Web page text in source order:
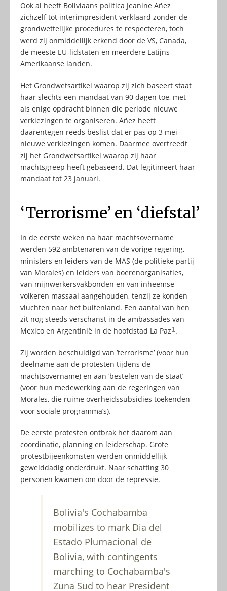
Ook al heeft Boliviaans politica Jeanine Añez
zichzelf tot interimpresident verklaard zonder de
grondwettelijke procedures te respecteren, toch
werd zij onmiddellijk erkend door de VS, Canada,
de meeste EU-lidstaten en meerdere Latijns-
Amerikaanse landen.
Het Grondwetsartikel waarop zij zich baseert staat
haar slechts een mandaat van 90 dagen toe, met
als enige opdracht binnen die periode nieuwe
verkiezingen te organiseren. Añez heeft
daarentegen reeds beslist dat er pas op 3 mei
nieuwe verkiezingen komen. Daarmee overtreedt
zij het Grondwetsartikel waarop zij haar
machtsgreep heeft gebaseerd. Dat legitimeert haar
mandaat tot 23 januari.
‘Terrorisme’ en ‘diefstal’
In de eerste weken na haar machtsovername
werden 592 ambtenaren van de vorige regering,
ministers en leiders van de MAS (de politieke partij
van Morales) en leiders van boerenorganisaties,
van mijnwerkersvakbonden en van inheemse
volkeren massaal aangehouden, tenzij ze konden
vluchten naar het buitenland. Een aantal van hen
zit nog steeds verschanst in de ambassades van
Mexico en Argentinië in de hoofdstad La Paz 1 .
Zij worden beschuldigd van ’terrorisme’ (voor hun
deelname aan de protesten tijdens de
machtsovername) en aan ‘bestelen van de staat’
(voor hun medewerking aan de regeringen van
Morales, die ruime overheidssubsidies toekenden
voor sociale programma’s).
De eerste protesten ontbrak het daarom aan
coördinatie, planning en leiderschap. Grote
protestbijeenkomsten werden onmiddellijk
gewelddadig onderdrukt. Naar schatting 30
personen kwamen om door de repressie.
Bolivia's Cochabamba
mobilizes to mark Dia del
Estado Plurnacional de
Bolivia, with contingents
marching to Cochabamba's
Zuna Sud to hear President